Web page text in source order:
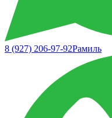
8 (927) 206-97-92Рамиль